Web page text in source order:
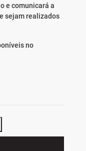
e comunicará a
sejam realizados
no